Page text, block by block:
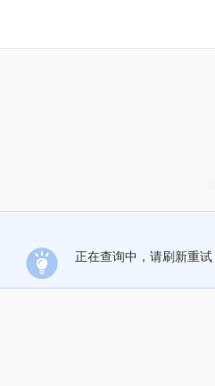
正在查询中，请刷新重试